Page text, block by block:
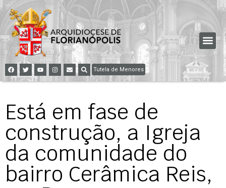
Tutela de Menores
Está em fase de
construção, a Igreja
da comunidade do
bairro Cerâmica Reis,